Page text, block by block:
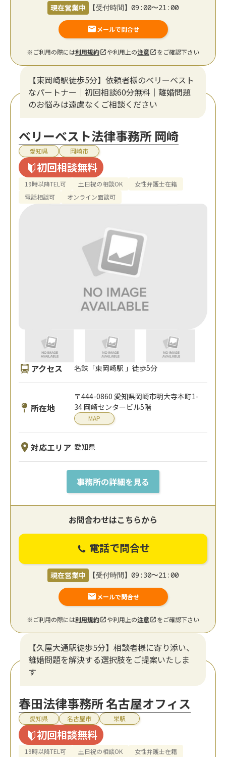
現在営業中 【受付時間】09:00〜21:00
メールで問合せ
※ご利用の際には利用規約 や利用上の注意 をご確認下さい
【東岡崎駅徒歩5分】依頼者様のベリーベスト
なパートナー｜初回相談60分無料｜離婚問題
のお悩みは遠慮なくご相談ください
ベリーベスト法律事務所 岡崎
愛知県 岡崎市
初回相談無料
19時以降TEL可 土日祝の相談OK
女性弁護士在籍
電話相談可
オンライン面談可
アクセス 名鉄「東岡崎駅 」徒歩5分
所在地
〒444-0860 愛知県岡崎市明大寺本町1-
34 岡崎センタービル5階
MAP
対応エリア 愛知県
事務所の詳細を見る
お問合わせはこちらから
電話で問合せ
現在営業中 【受付時間】09:30〜21:00
メールで問合せ
※ご利用の際には利用規約 や利用上の注意 をご確認下さい
【久屋大通駅徒歩5分】相談者様に寄り添い、
離婚問題を解決する選択肢をご提案いたしま
す
春田法律事務所 名古屋オフィス
愛知県 名古屋市 栄駅
初回相談無料
19時以降TEL可 土日祝の相談OK
女性弁護士在籍